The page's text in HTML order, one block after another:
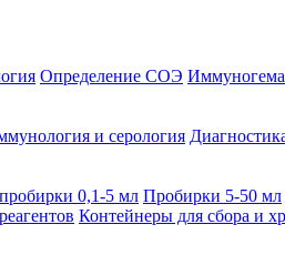
Определение СОЭ
и серология
0,1-5 мл Пробирки 5-50 мл
Контейнеры для сбора и